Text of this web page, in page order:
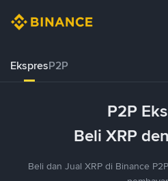
EkspresP2P
P2P
Beli XRP
Beli dan Jual XRP di Binance